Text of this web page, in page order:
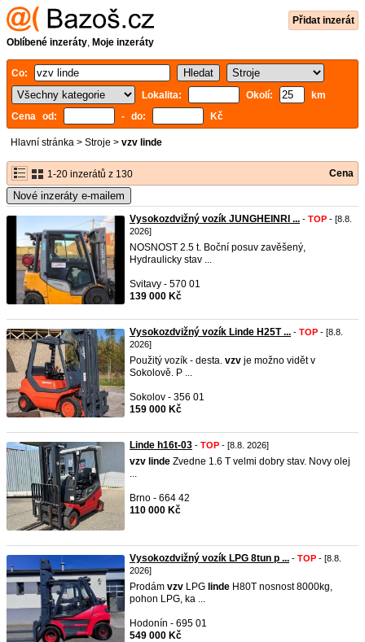
Přidat inzerát
Oblíbené inzeráty, Moje inzeráty
Co:
Lokalita:
Okolí:
km
Cena od:
- do: Kč
Hlavní stránka > Stroje > vzv linde
1-20 inzerátů z 130 Cena
Nové inzeráty e-mailem
Vysokozdvižný vozík JUNGHEINRI ... - TOP - [8.8.
2026]
NOSNOST 2.5 t. Boční posuv zavěšený,
Hydraulicky stav ...
Svitavy - 570 01
139 000 Kč
Vysokozdvižný vozík Linde H25T ... - TOP - [8.8.
2026]
Použitý vozík - desta. vzv je možno vidět v
Sokolově. P ...
Sokolov - 356 01
159 000 Kč
Linde h16t-03 - TOP - [8.8. 2026]
vzv linde Zvedne 1.6 T velmi dobry stav. Novy olej
...
Brno - 664 42
110 000 Kč
Vysokozdvižný vozík LPG 8tun p ... - TOP - [8.8.
2026]
Prodám vzv LPG linde H80T nosnost 8000kg,
pohon LPG, ka ...
Hodonín - 695 01
549 000 Kč